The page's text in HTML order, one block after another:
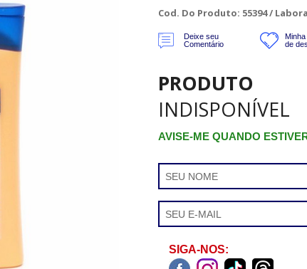
Cod. Do Produto: 55394 /
Deixe seu
Comentário
de
PRODUTO
INDISPONÍVEL
AVISE-ME QUANDO
SIGA-NOS: